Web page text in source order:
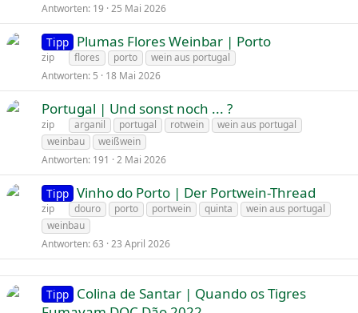
Antworten 19 25 Mai 2026
Tipp Plumas Flores Weinbar | Porto
zip flores porto
wein aus portugal
Antworten 5 18 Mai 2026
Portugal | Und sonst noch ... ?
zip arganil portugal rotwein
wein aus portugal
weinbau
weißwein
Antworten 191 2 Mai 2026
Tipp Vinho do Porto | Der Portwein-Thread
zip douro porto portwein quinta
wein aus portugal
weinbau
Antworten 63 23 April 2026
Tipp Colina de Santar | Quando os Tigres